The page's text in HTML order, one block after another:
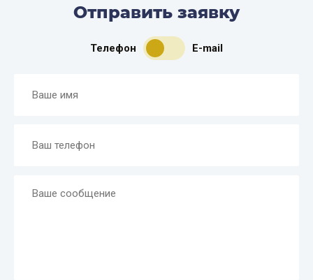
Отправить заявку
Телефон E-mail